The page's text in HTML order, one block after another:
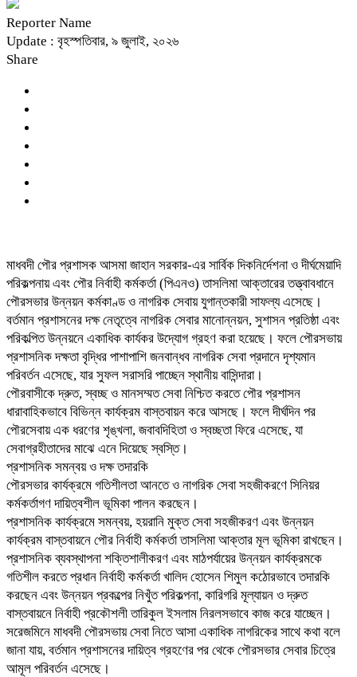
Reporter Name
Update : বৃহস্পতিবার, ৯ জুলাই, ২০২৬
Share
মাধবদী পৌর প্রশাসক আসমা জাহান সরকার-এর সার্বিক দিকনির্দেশনা ও দীর্ঘমেয়াদি
পরিকল্পনায় এবং পৌর নির্বাহী কর্মকর্তা (পিএনও) তাসলিমা আক্তারের তত্ত্বাবধানে
পৌরসভার উন্নয়ন কর্মকাণ্ড ও নাগরিক সেবায় যুগান্তকারী সাফল্য এসেছে।
বর্তমান প্রশাসনের দক্ষ নেতৃত্বে নাগরিক সেবার মানোন্নয়ন, সুশাসন প্রতিষ্ঠা এবং
পরিকল্পিত উন্নয়নে একাধিক কার্যকর উদ্যোগ গ্রহণ করা হয়েছে। ফলে পৌরসভায়
প্রশাসনিক দক্ষতা বৃদ্ধির পাশাপাশি জনবান্ধব নাগরিক সেবা প্রদানে দৃশ্যমান
পরিবর্তন এসেছে, যার সুফল সরাসরি পাচ্ছেন স্থানীয় বাসিন্দারা।
পৌরবাসীকে দ্রুত, স্বচ্ছ ও মানসম্মত সেবা নিশ্চিত করতে পৌর প্রশাসন
ধারাবাহিকভাবে বিভিন্ন কার্যক্রম বাস্তবায়ন করে আসছে। ফলে দীর্ঘদিন পর
পৌরসেবায় এক ধরণের শৃঙ্খলা, জবাবদিহিতা ও স্বচ্ছতা ফিরে এসেছে, যা
সেবাগ্রহীতাদের মাঝে এনে দিয়েছে স্বস্তি।
প্রশাসনিক সমন্বয় ও দক্ষ তদারকি
পৌরসভার কার্যক্রমে গতিশীলতা আনতে ও নাগরিক সেবা সহজীকরণে সিনিয়র
কর্মকর্তাগণ দায়িত্বশীল ভূমিকা পালন করছেন।
প্রশাসনিক কার্যক্রমে সমন্বয়, হয়রানি মুক্ত সেবা সহজীকরণ এবং উন্নয়ন
কার্যক্রম বাস্তবায়নে পৌর নির্বাহী কর্মকর্তা তাসলিমা আক্তার মূল ভূমিকা রাখছেন।
প্রশাসনিক ব্যবস্থাপনা শক্তিশালীকরণ এবং মাঠপর্যায়ের উন্নয়ন কার্যক্রমকে
গতিশীল করতে প্রধান নির্বাহী কর্মকর্তা খালিদ হোসেন শিমুল কঠোরভাবে তদারকি
করছেন এবং উন্নয়ন প্রকল্পের নিখুঁত পরিকল্পনা, কারিগরি মূল্যায়ন ও দ্রুত
বাস্তবায়নে নির্বাহী প্রকৌশলী তারিকুল ইসলাম নিরলসভাবে কাজ করে যাচ্ছেন।
সরেজমিনে মাধবদী পৌরসভায় সেবা নিতে আসা একাধিক নাগরিকের সাথে কথা বলে
জানা যায়, বর্তমান প্রশাসনের দায়িত্ব গ্রহণের পর থেকে পৌরসভার সেবার চিত্রে
আমূল পরিবর্তন এসেছে।